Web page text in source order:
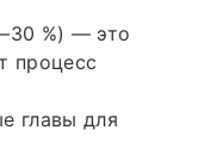
%) — это
процесс
главы для